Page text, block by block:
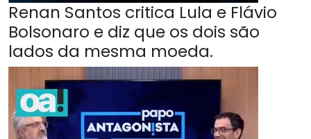
Renan Santos critica Lula e Flávio
Bolsonaro e diz que os dois são
lados da mesma moeda.